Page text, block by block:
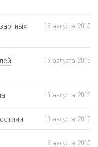
18 августа 2015
15 августа 2015
15 августа 2015
13 августа 2015
8 августа 2015